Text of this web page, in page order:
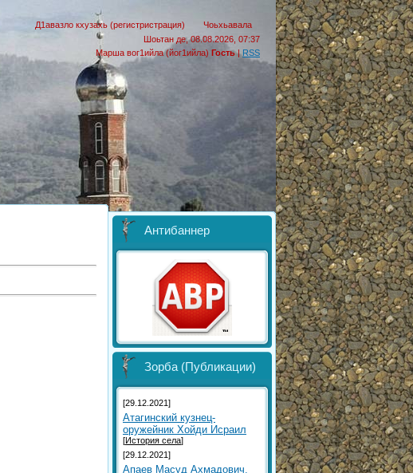
Шоьтан де, 08.08.2026, 07:37
Марша вог1ийла (йог1ийла) Гость|RSS
Д1авазло кхузахь (регистристрация) Чоьхьавала
Антибаннер
Зорба (Публикации)
[29.12.2021]
Атагинский кузнец-
оружейник Хойди Исраил
[История села]
[29.12.2021]
Aпаев Масуд Ахмадович.